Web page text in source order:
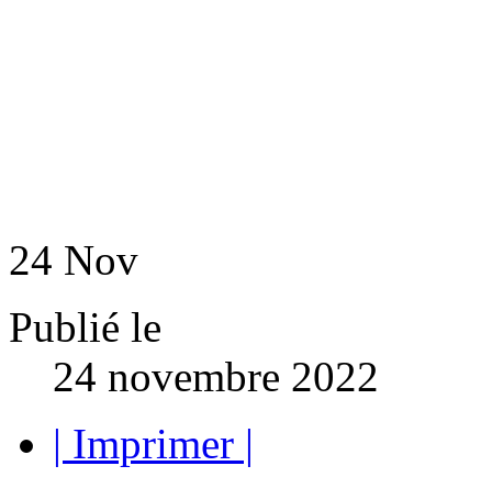
24 Nov
Publié le
24 novembre 2022
| Imprimer |